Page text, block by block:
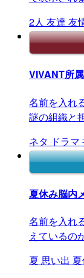
2人 友達 友
VIVANT所
名前を入れ
謎の組織と
ネタ ドラマ
夏休み脳内
名前を入れ
えているの
夏 思い出